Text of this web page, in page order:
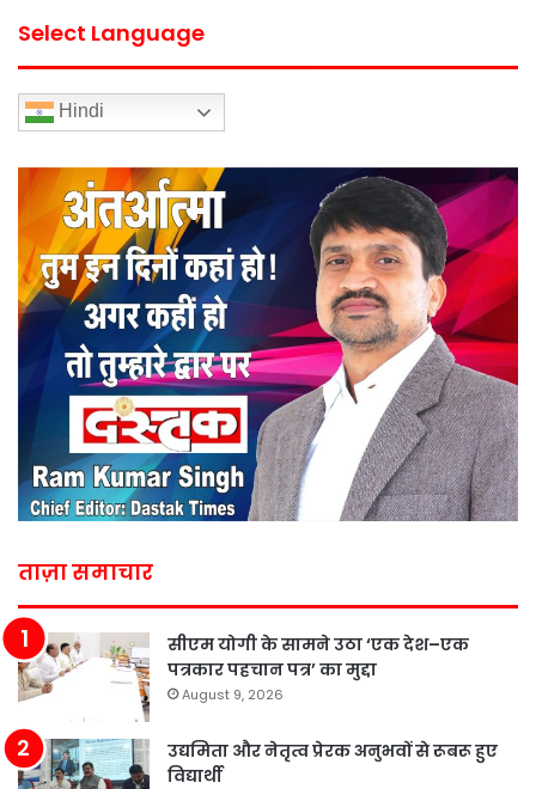
Select Language
Hindi
ताज़ा समाचार
सीएम योगी के सामने उठा ‘एक देश–एक
पत्रकार पहचान पत्र’ का मुद्दा
August 9, 2026
उद्यमिता और नेतृत्व प्रेरक अनुभवों से रूबरू हुए
विद्यार्थी